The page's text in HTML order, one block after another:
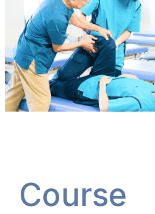
Course